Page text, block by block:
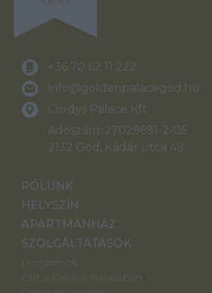
+36 70 62 11 222
info@goldenpalacegod.hu
Cordys Palace Kft.
Adószám: 27029691-2-05
2132 Göd, Kádár utca 49.
RÓLUNK
HELYSZÍN
APARTMANHÁZ
SZOLGÁLTATÁSOK
Programok
Élet a Golden Palaceban